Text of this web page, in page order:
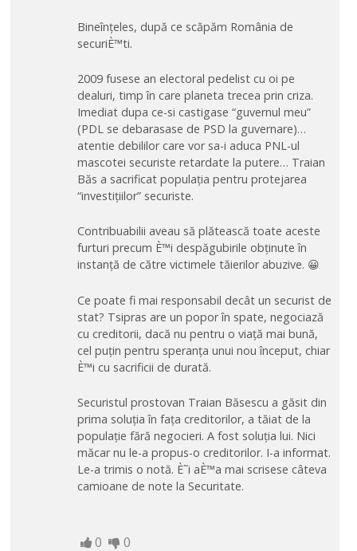
Bineînțeles, după ce scăpăm România de
securiÈ™ti.
2009 fusese an electoral pedelist cu oi pe
dealuri, timp în care planeta trecea prin criza.
Imediat dupa ce-si castigase “guvernul meu”
(PDL se debarasase de PSD la guvernare)…
atentie debililor care vor sa-i aduca PNL-ul
mascotei securiste retardate la putere… Traian
Băs a sacrificat populația pentru protejarea
“investițiilor” securiste.
Contribuabilii aveau să plătească toate aceste
furturi precum È™i despăgubirile obținute în
instanță de către victimele tăierilor abuzive. 😀
Ce poate fi mai responsabil decât un securist de
stat? Tsipras are un popor în spate, negociază
cu creditorii, dacă nu pentru o viață mai bună,
cel puțin pentru speranța unui nou început, chiar
È™i cu sacrificii de durată.
Securistul prostovan Traian Băsescu a găsit din
prima soluția în fața creditorilor, a tăiat de la
populație fără negocieri. A fost soluția lui. Nici
măcar nu le-a propus-o creditorilor. I-a informat.
Le-a trimis o notă. È˜i aÈ™a mai scrisese câteva
camioane de note la Securitate.
0 0